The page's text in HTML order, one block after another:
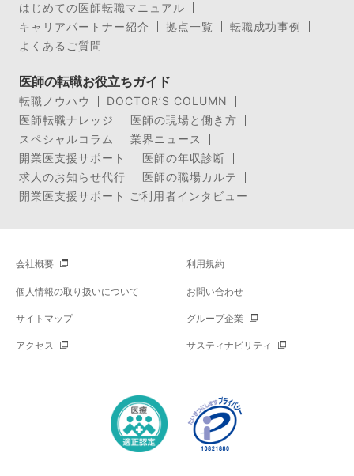
はじめての医師転職マニュアル
キャリアパートナー紹介
拠点一覧
転職成功事例
よくあるご質問
医師の転職お役立ちガイド
転職ノウハウ
DOCTOR’S COLUMN
医師転職ナレッジ
医師の現場と働き方
スペシャルコラム
業界ニュース
開業医支援サポート
医師の年収診断
求人のお知らせ代行
医師の職場カルテ
開業医支援サポート ご利用者インタビュー
会社概要 利用規約
個人情報の取り扱いについて お問い合わせ
サイトマップ グループ企業
アクセス サスティナビリティ